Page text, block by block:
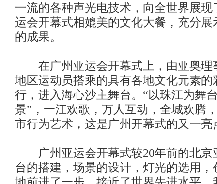
一流的各种声光电技术，向全世界展现
运会开幕式相媲美的文化大餐，充分展
的成果。
在广州亚运会开幕式上，由亚奥理
地区运动员搭乘的具有各地文化元素的
行，进入海心沙主舞台。“以珠江为舞
景”，一江欢歌，万人互动，全城欢腾
市行为艺术，这是广州开幕式的又一亮
广州亚运会开幕式较20年前的北京
台的搭建，场景的设计，灯光的选用